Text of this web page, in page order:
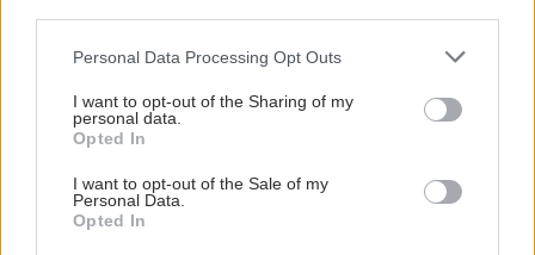
Please note that this website/app uses one or more Google
not limited to your visit or usage behaviour. You may click to
grant or deny consent to Google and its third-party tags to
use your data for below specified purposes in below Google
consent section.
Personal Data Processing Opt Outs
I want to opt-out of the Sharing of my
personal data.
Opted In
I want to opt-out of the Sale of my
Personal Data.
Opted In